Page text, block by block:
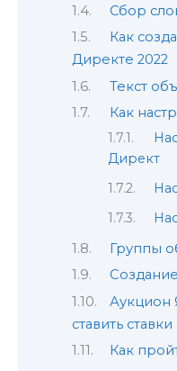
Сбор
Как
Директе 2022
Текст
Как
Директ
Группы
Аукцион
ставить ставки
Как